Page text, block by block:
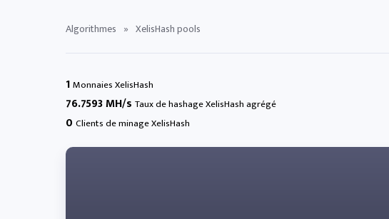
Algorithmes » XelisHash pools
1Monnaies XelisHash
76.7593 MH/s Taux de hashage XelisHash agrégé
0 Clients de minage XelisHash